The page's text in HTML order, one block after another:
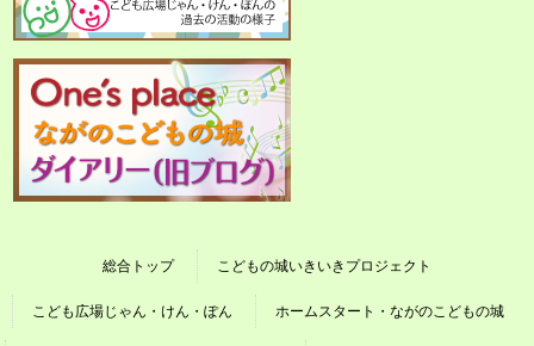
総合トップ こどもの城いきいきプロジェクト
こども広場じゃん・けん・ぽん ホームスタート・ながのこどもの城